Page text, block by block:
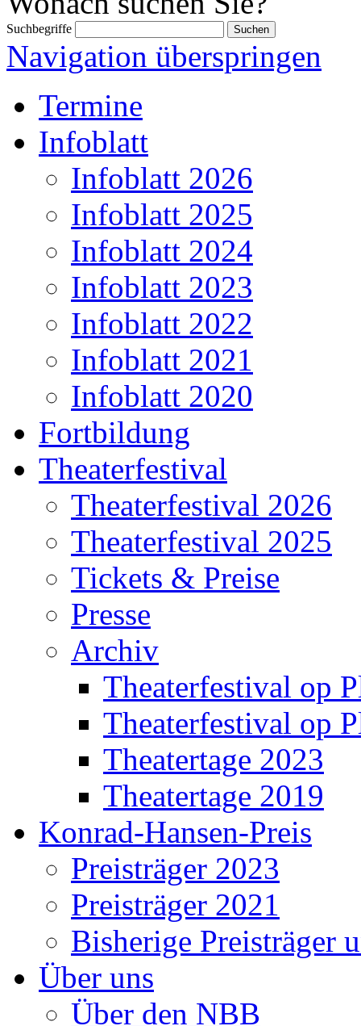
Suchbegriffe
Navigation überspringen
Termine
Infoblatt
Infoblatt 2026
Infoblatt 2025
Infoblatt 2024
Infoblatt 2023
Infoblatt 2022
Infoblatt 2021
Infoblatt 2020
Fortbildung
Theaterfestival
Theaterfestival 2026
Theaterfestival 2025
Tickets & Preise
Presse
Archiv
Theaterfestival op
Theaterfestival op
Theatertage 2023
Theatertage 2019
Konrad-Hansen-Preis
Preisträger 2023
Preisträger 2021
Bisherige Preisträger
Über uns
Über den NBB